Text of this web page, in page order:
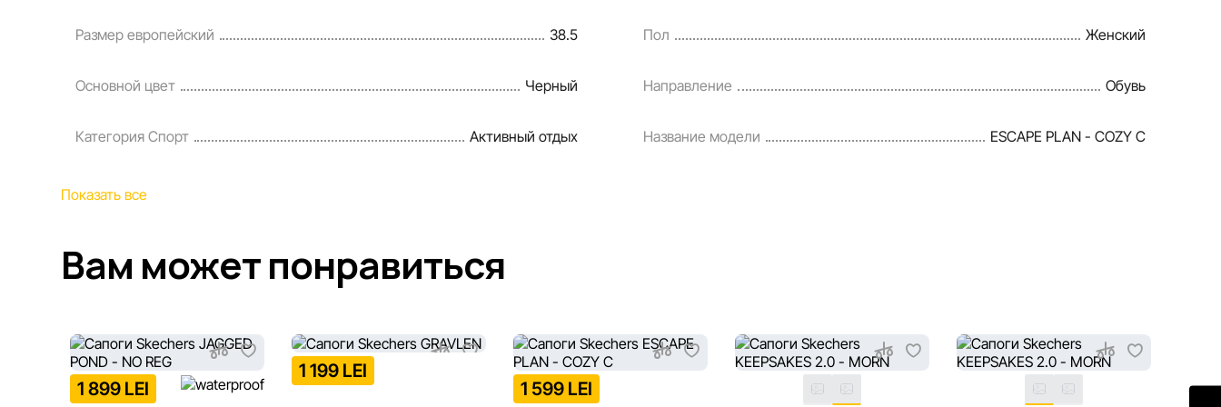
Размер европейский 38.5 Пол Женский
Основной цвет Черный Направление Обувь
Категория Спорт Активный отдых Название модели ESCAPE PLAN - COZY C
Показать все
Вам может понравиться
1 899 LEI
1 199 LEI
1 599 LEI